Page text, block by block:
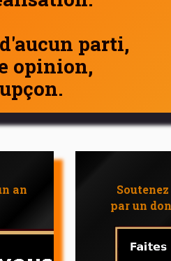
parti,
opinion,
an
par un